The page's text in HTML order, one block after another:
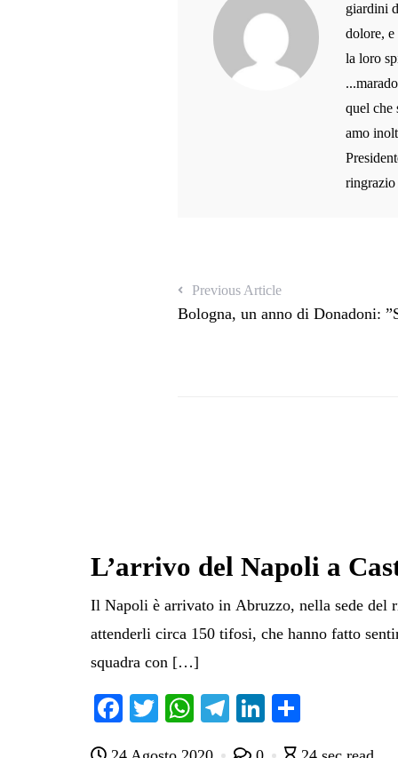
giardini
dolore,
la loro
quel che
amo
ringrazio
Previous Article
Bologna, un anno di Donadoni:
L’arrivo del Napoli a
Il Napoli è arrivato in Abruzzo, nella sede del
attenderli circa 150 tifosi, che hanno fatto
squadra con […]
Fa T
W
Te
Li